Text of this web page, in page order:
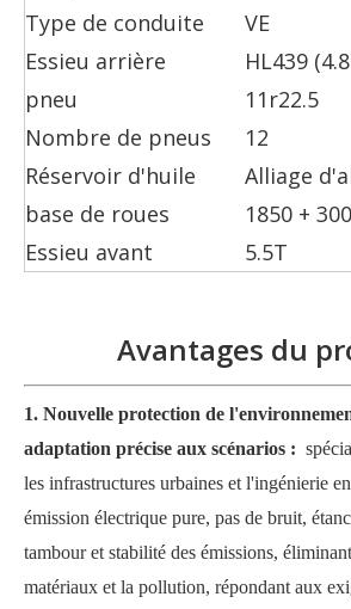
Type de conduite
VE
Essieu arrière
HL439
pneu
11r22.5
Nombre de pneus
12
Réservoir d'huile
Alliage
base de roues
1850 +
Essieu avant
5.5T
Avantages du
1. Nouvelle protection de
adaptation précise aux scénarios :
les infrastructures urbaines et l'ingénierie
émission électrique pure, pas de bruit,
tambour et stabilité des émissions,
matériaux et la pollution, répondant aux